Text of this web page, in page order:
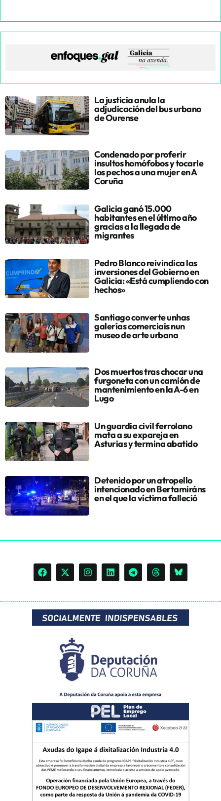
La justicia anula la
adjudicación del bus urbano
de Ourense
Condenado por proferir
insultos homófobos y tocarle
los pechos a una mujer en A
Coruña
Galicia ganó 15.000
habitantes en el último año
gracias a la llegada de
migrantes
Pedro Blanco reivindica las
inversiones del Gobierno en
Galicia: «Está cumpliendo con
hechos»
Santiago converte unhas
galerías comerciais nun
museo de arte urbana
Dos muertos tras chocar una
furgoneta con un camión de
mantenimiento en la A-6 en
Lugo
Un guardia civil ferrolano
mata a su expareja en
Asturias y termina abatido
Detenido por un atropello
intencionado en Bertamiráns
en el que la víctima falleció